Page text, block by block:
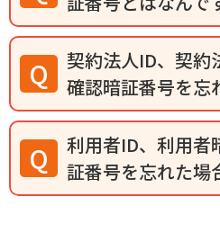
契約法人ID、契約
確認暗証番号を忘
利用者ID、利用者
証番号を忘れた場